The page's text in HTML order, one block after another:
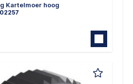
Kartelmoer hoog